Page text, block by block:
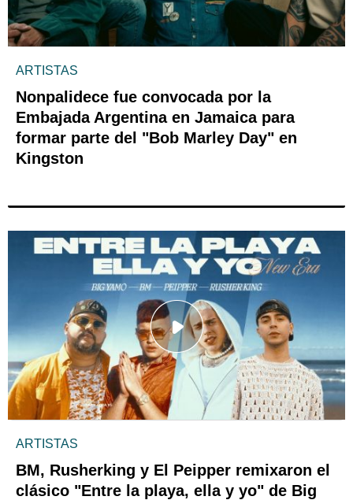
ARTISTAS
Nonpalidece fue convocada por la
Embajada Argentina en Jamaica para
formar parte del "Bob Marley Day" en
Kingston
ARTISTAS
BM, Rusherking y El Peipper remixaron el
clásico "Entre la playa, ella y yo" de Big